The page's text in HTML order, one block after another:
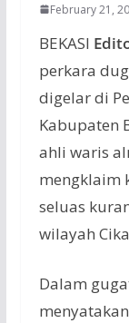
February 21,
BEKASI
perkara
digelar di
Kabupaten
ahli waris
mengklaim
seluas
wilayah
Dalam